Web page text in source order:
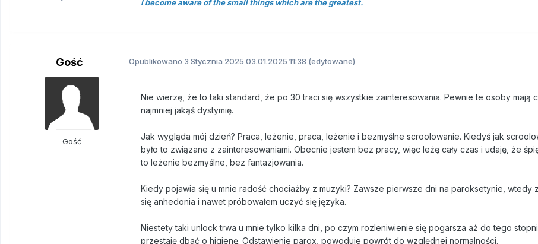
I become aware of the small things which are the greatest.
Gość
Gość
Opublikowano 3 Stycznia 2025 03.01.2025 11:38 (edytowane)
Nie wierzę, że to taki standard, że po 30 traci się wszystkie zainteresowania. Pewnie te osoby mają
najmniej jakąś dystymię.
Jak wygląda mój dzień? Praca, leżenie, praca, leżenie i bezmyślne scroolowanie. Kiedyś jak
było to związane z zainteresowaniami. Obecnie jestem bez pracy, więc leżę cały czas i udaję, że
to leżenie bezmyślne, bez fantazjowania.
Kiedy pojawia się u mnie radość chociażby z muzyki? Zawsze pierwsze dni na paroksetynie, wtedy
się anhedonia i nawet próbowałem uczyć się języka.
Niestety taki unlock trwa u mnie tylko kilka dni, po czym rozleniwienie się pogarsza aż do tego
przestaję dbać o higienę. Odstawienie parox, powoduje powrót do względnej normalności.